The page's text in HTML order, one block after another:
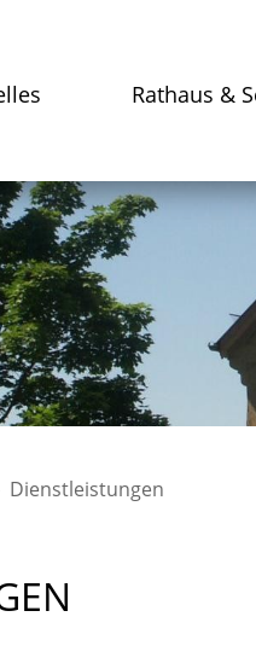
Rathaus &
Dienstleistungen